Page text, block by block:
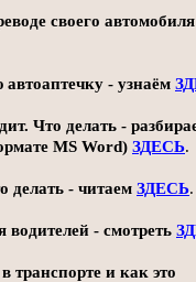
своего автомобиля
- узнаём
Что делать -
MS Word) ЗДЕСЬ.
делать - читаем ЗДЕСЬ.
- смотреть
транспорте и как это